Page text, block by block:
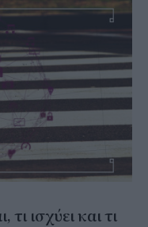
τι ισχύει και τι